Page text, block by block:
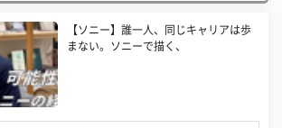
【ソニー】誰一人、同じキャリアは歩
まない。ソニーで描く、